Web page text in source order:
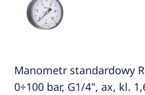
Manometr standardowy
0÷100 bar, G1/4", ax, kl.